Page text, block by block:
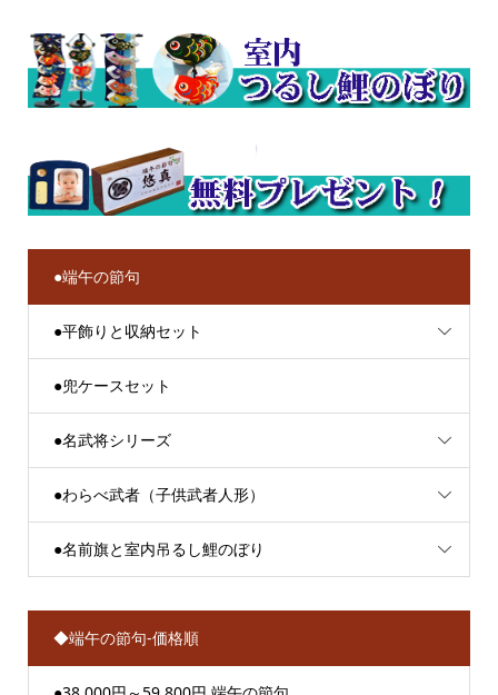
●端午の節句
●平飾りと収納セット
●兜ケースセット
●名武将シリーズ
●わらべ武者（子供武者人形）
●名前旗と室内吊るし鯉のぼり
◆端午の節句-価格順